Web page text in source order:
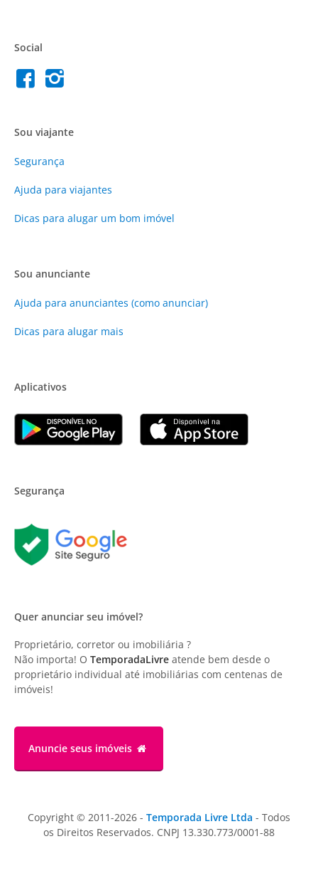
Social
Sou viajante
Segurança
Ajuda para viajantes
Dicas para alugar um bom imóvel
Sou anunciante
Ajuda para anunciantes (como anunciar)
Dicas para alugar mais
Aplicativos
Segurança
Quer anunciar seu imóvel?
Proprietário, corretor ou imobiliária ?
Não importa! O TemporadaLivre atende bem desde o
proprietário individual até imobiliárias com centenas de
imóveis!
Anuncie seus imóveis
Copyright © 2011-2026 - Temporada Livre Ltda - Todos
os Direitos Reservados. CNPJ 13.330.773/0001-88